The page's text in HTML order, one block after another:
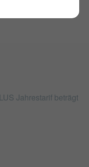
Jahrestarif beträgt